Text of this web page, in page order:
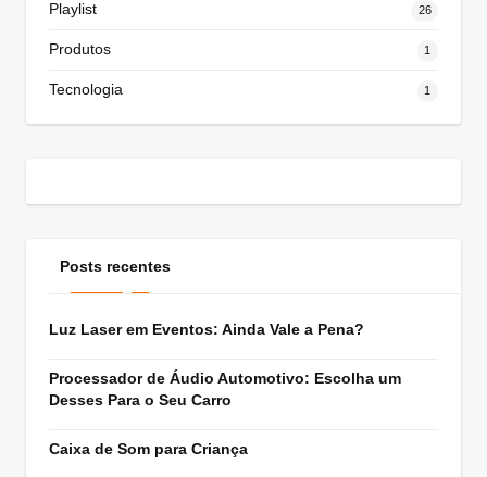
Playlist 26
Produtos 1
Tecnologia 1
Posts recentes
Luz Laser em Eventos: Ainda Vale a Pena?
Processador de Áudio Automotivo: Escolha um
Desses Para o Seu Carro
Caixa de Som para Criança